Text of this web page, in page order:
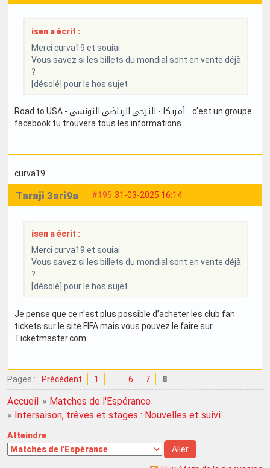
isen a écrit :
Merci curva19 et souiai.
Vous savez si les billets du mondial sont en vente déjà
?
[désolé] pour le hos sujet
Road to USA - أمريكا - الترجي الرياضي التونسي c'est un groupe
facebook tu trouvera tous les informations
curva19
#195 31-03-2025 16:14
Taraji 3ari9a
isen a écrit :
Merci curva19 et souiai.
Vous savez si les billets du mondial sont en vente déjà
?
[désolé] pour le hos sujet
Je pense que ce n’est plus possible d’acheter les club fan
tickets sur le site FIFA mais vous pouvez le faire sur
Ticketmaster.com
Pages : Précédent 1 6 7 8
Accueil » Matches de l'Espérance
» Intersaison, trêves et stages : Nouvelles et suivi
Atteindre